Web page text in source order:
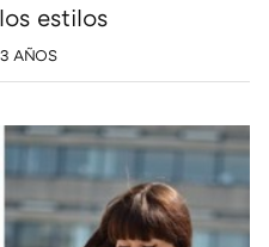
estilos
AÑOS